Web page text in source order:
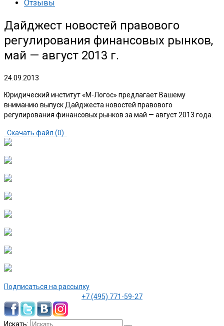
Отзывы
Дайджест новостей правового
регулирования финансовых рынков,
май — август 2013 г.
24.09.2013
Юридический институт «М-Логос» предлагает Вашему
вниманию выпуск Дайджеста новостей правового
регулирования финансовых рынков за май — август 2013 года.
Скачать файл (0)
Подписаться на рассылку
+7 (495) 771-59-27
Искать: